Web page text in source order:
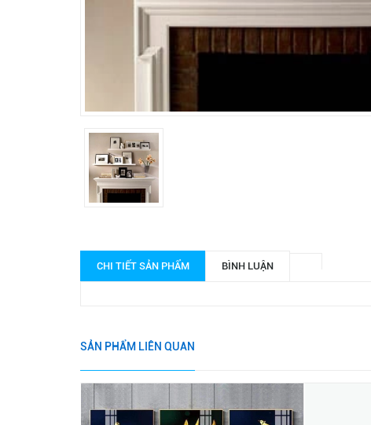
CHI TIẾT SẢN PHẨM BÌNH LUẬN
SẢN PHẨM LIÊN QUAN